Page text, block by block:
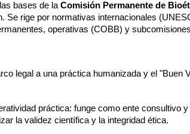
bases de la Comisión Permanente de
rige por normativas internacionales
operativas (COBB) y
legal a una práctica humanizada y el "Buen
práctica: funge como ente consultivo
la validez científica y la integridad ética.